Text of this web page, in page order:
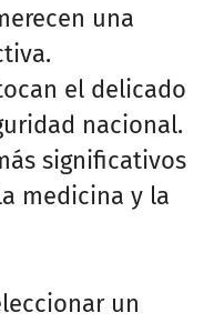
una
el delicado
nacional.
significativos
medicina y la
un